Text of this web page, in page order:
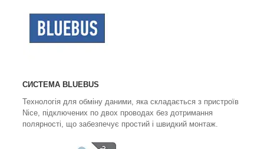
СИСТЕМА BLUEBUS
Технологія для обміну даними, яка складається з пристроїв
Nice, підключених по двох проводах без дотримання
полярності, що забезпечує простий і швидкий монтаж.